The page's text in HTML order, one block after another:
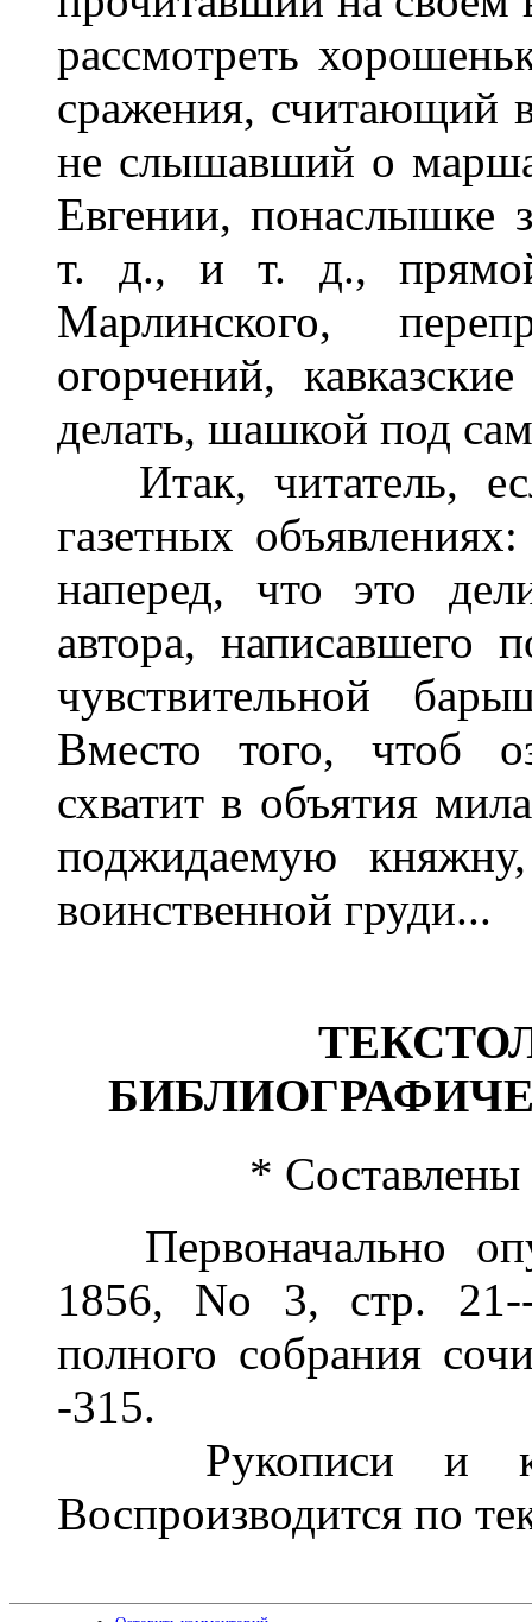
рассмотреть
сражения, считающий
не слышавший о
Евгении, понаслышке
т. д., и т. д., прямой
Марлинского,
огорчений,
делать, шашкой под
Итак, читатель,
газетных
наперед, что это
автора, написавшего
чувствительной
Вместо того, чтоб
схватит в объятия
поджидаемую
воинственной груди...
*
Первоначально
1856, No 3, стр.
полного собрания
-315.
Рукописи и
Воспроизводится по